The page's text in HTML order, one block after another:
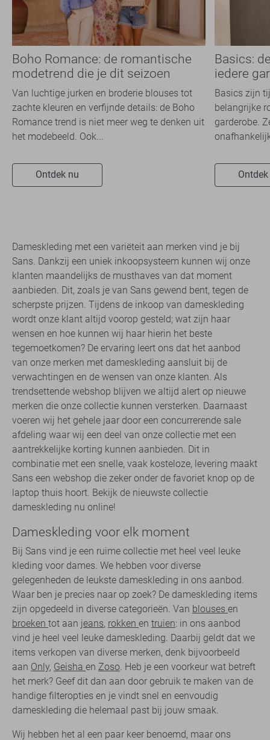
Boho Romance: de romantische
modetrend die je dit seizoen
overal ziet
Van luchtige jurken en broderie blouses tot
zachte kleuren en verfijnde details: de Boho
Romance trend is niet meer weg te denken uit
het modebeeld. Ook...
Ontdek nu
Basics:
iedere
Basics zijn
belangrijke
garderobe.
Dameskleding met een variëteit aan merken vind je bij
Sans. Dankzij een uniek inkoopsysteem kunnen wij onze
klanten maandelijks de musthaves van dat moment
aanbieden. Dit, zoals je van Sans gewend bent, tegen de
scherpste prijzen. Tijdens de inkoop van dameskleding
wordt onze klant altijd voorop gesteld; wat zijn haar
wensen en hoe kunnen wij haar hierin het beste
tegemoetkomen? De ervaring leert ons dat het aanbod
van onze merken met dameskleding aansluit bij de
verwachtingen en de wensen van onze klanten. Als
trendsettende webshop blijven we altijd alert op nieuwe
merken die onze collectie kunnen versterken. Daarnaast
voeren wij het gehele jaar door een concurrerende sale
afdeling waar wij een deel van onze collectie met een
aantrekkelijke korting kunnen aanbieden. Dit in
combinatie met een snelle, vaak kosteloze, levering maakt
Sans een webshop die zeker onder de favoriet knop op de
laptop thuis hoort. Bekijk de nieuwste collectie
dameskleding nu online!
Dameskleding voor elk moment
Bij Sans vind je een ruime collectie met heel veel leuke
kleding voor dames. We hebben voor diverse
gelegenheden de leukste dameskleding in ons aanbod.
Waar ben je precies naar op zoek? De dameskleding items
zijn opgedeeld in diverse categorieën. Van blouses en
broeken tot aan jeans, rokken en truien: in ons aanbod
vind je heel veel leuke dameskleding. Daarbij geldt dat we
items verkopen van diverse merken, denk bijvoorbeeld
aan Only, Geisha en Zoso. Heb je een voorkeur wat betreft
het merk? Geef dit dan aan door gebruik te maken van de
handige filteropties en je vindt snel en eenvoudig
dameskleding die helemaal past bij jouw smaak.
Wij hebben het al een paar keer benoemd, maar ons